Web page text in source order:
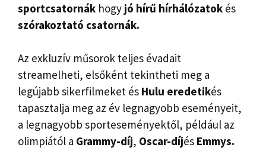
sportcsatornák hogy jó hírű hírhálózatok és
szórakoztató csatornák.
Az exkluzív műsorok teljes évadait
streamelheti, elsőként tekintheti meg a
legújabb sikerfilmeket és Hulu eredetikés
tapasztalja meg az év legnagyobb eseményeit,
a legnagyobb sporteseményektől, például az
olimpiától a Grammy-díj, Oscar-díjés Emmys.